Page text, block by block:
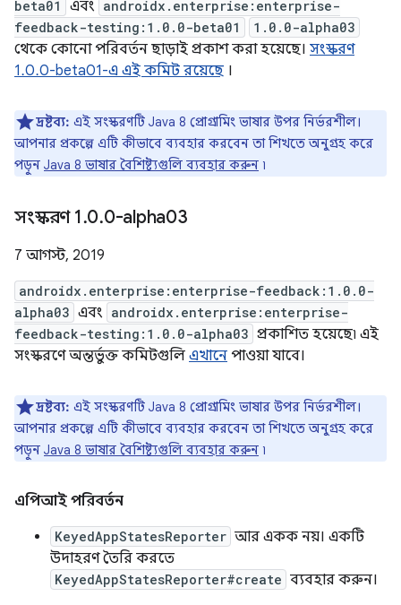
beta01 এবং androidx.enterprise:enterprise-
feedback-testing:1.0.0-beta01
1.0.0-alpha03
থেকে কোনো পরিবর্তন ছাড়াই প্রকাশ করা হয়েছে। সংস্করণ
1.0.0-beta01-এ এই কমিট রয়েছে ।
দ্রষ্টব্য: এই সংস্করণটি Java 8 প্রোগ্রামিং ভাষার উপর নির্ভরশীল।
আপনার প্রকল্পে এটি কীভাবে ব্যবহার করবেন তা শিখতে অনুগ্রহ করে
পড়ুন Java 8 ভাষার বৈশিষ্ট্যগুলি ব্যবহার করুন ৷
সংস্করণ 1.0.0-alpha03
7 আগস্ট, 2019
androidx.enterprise:enterprise-feedback:1.0.0-
alpha03 এবং androidx.enterprise:enterprise-
feedback-testing:1.0.0-alpha03 প্রকাশিত হয়েছে৷ এই
সংস্করণে অন্তর্ভুক্ত কমিটগুলি এখানে পাওয়া যাবে।
দ্রষ্টব্য: এই সংস্করণটি Java 8 প্রোগ্রামিং ভাষার উপর নির্ভরশীল।
আপনার প্রকল্পে এটি কীভাবে ব্যবহার করবেন তা শিখতে অনুগ্রহ করে
পড়ুন Java 8 ভাষার বৈশিষ্ট্যগুলি ব্যবহার করুন ৷
এপিআই পরিবর্তন
KeyedAppStatesReporter আর একক নয়। একটি
উদাহরণ তৈরি করতে
KeyedAppStatesReporter#create ব্যবহার করুন।